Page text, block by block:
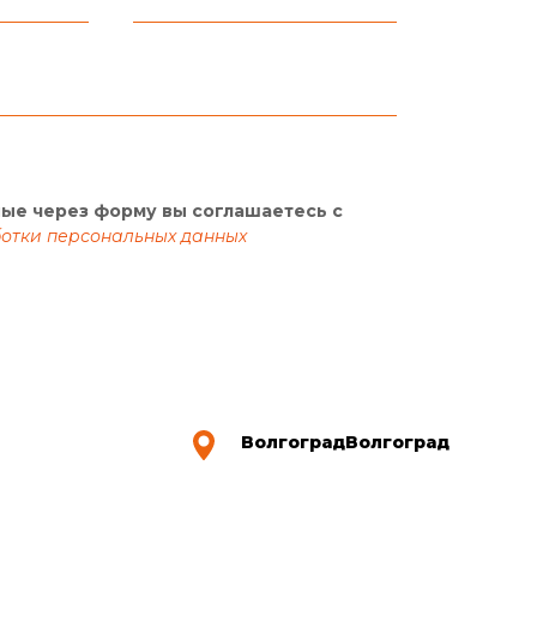
через форму вы соглашаетесь с
персональных данных
ВолгоградВолгоград